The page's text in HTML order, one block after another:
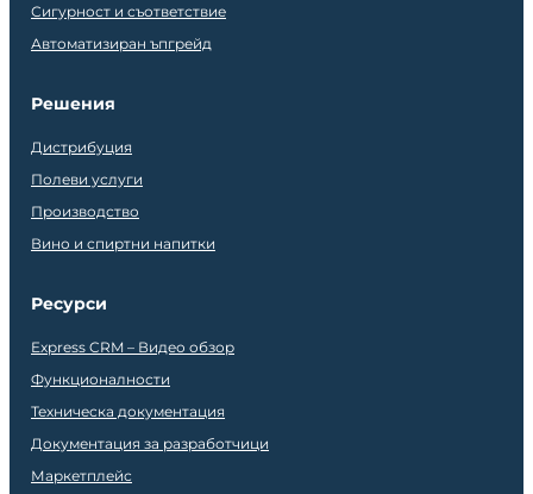
Сигурност и съответствие
Автоматизиран ъпгрейд
Решения
Дистрибуция
Полеви услуги
Производство
Вино и спиртни напитки
Ресурси
Express CRM – Видео обзор
Функционалности
Техническа документация
Документация за разработчици
Маркетплейс